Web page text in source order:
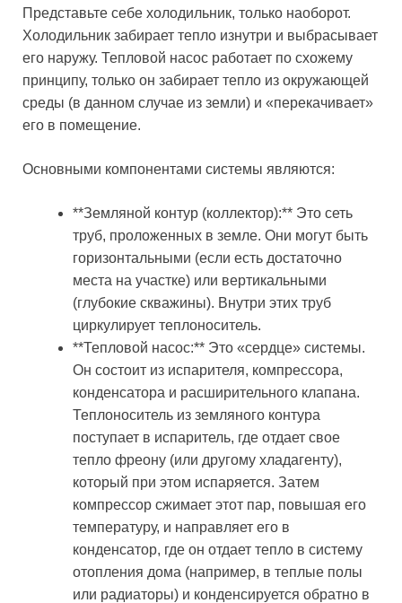
Представьте себе холодильник, только наоборот.
Холодильник забирает тепло изнутри и выбрасывает
его наружу. Тепловой насос работает по схожему
принципу, только он забирает тепло из окружающей
среды (в данном случае из земли) и «перекачивает»
его в помещение.
Основными компонентами системы являются:
**Земляной контур (коллектор):** Это сеть
труб, проложенных в земле. Они могут быть
горизонтальными (если есть достаточно
места на участке) или вертикальными
(глубокие скважины). Внутри этих труб
циркулирует теплоноситель.
**Тепловой насос:** Это «сердце» системы.
Он состоит из испарителя, компрессора,
конденсатора и расширительного клапана.
Теплоноситель из земляного контура
поступает в испаритель, где отдает свое
тепло фреону (или другому хладагенту),
который при этом испаряется. Затем
компрессор сжимает этот пар, повышая его
температуру, и направляет его в
конденсатор, где он отдает тепло в систему
отопления дома (например, в теплые полы
или радиаторы) и конденсируется обратно в